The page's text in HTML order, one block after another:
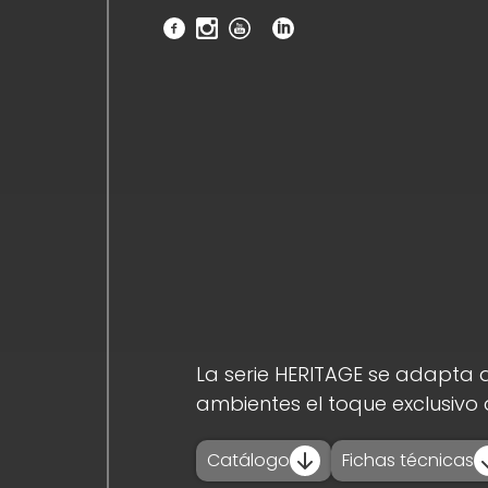
inicio_
descargas_
proyectos_
La serie HERITAGE se
ambientes el toque
Catálogo Fichas técnicas